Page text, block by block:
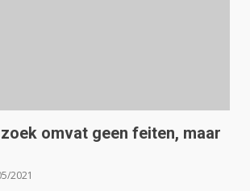
omvat geen feiten, maar
2021